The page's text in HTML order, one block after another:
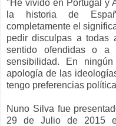
"He vivido en Portugal y
la historia de
completamente el
pedir disculpas a todas
sentido ofendidas o
sensibilidad. En
apología de las
tengo preferencias
Nuno Silva fue
29 de Julio de 2015